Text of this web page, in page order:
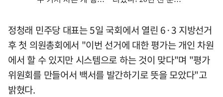
정청래 민주당 대표는 5일 국회에서 열린 6·3 지방선거
후 첫 의원총회에서 "이번 선거에 대한 평가는 개인 차원
에서 할 수 있지만 시스템으로 하는 것이 맞다"며 "평가
위원회를 만들어서 백서를 발간하기로 뜻을 모았다"고
밝혔다.